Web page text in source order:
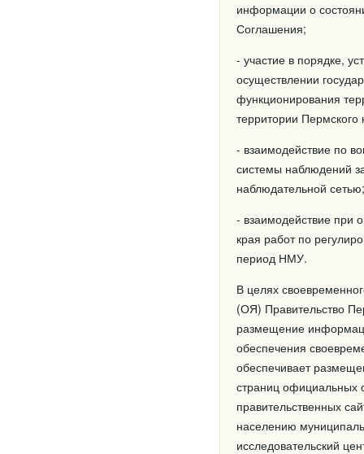
информации о
Соглашения;
- участие в порядке,
осуществлении
функционирования
территории Пермского
- взаимодействие по
системы наблюдений
наблюдательной сетью;
- взаимодействие при
края работ по
период НМУ.
В целях
(ОЯ) Правительство
размещение
обеспечения
обеспечивает
страниц официальных
правительственных
населению
исследовательский